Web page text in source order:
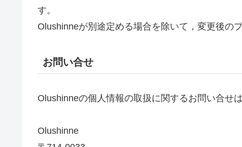
す。
Olushinneが別途定める場合を除いて，変更後の
お問い合せ
Olushinneの個人情報の取扱に関するお問い合せ
Olushinne